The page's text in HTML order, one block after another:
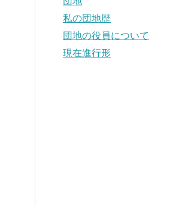
私の団地歴
団地の役員について
現在進行形